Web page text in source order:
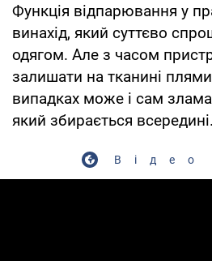
Функція відпарювання у
винахід, який суттєво
одягом. Але з часом
залишати на тканині
випадках може і сам
який збирається всередині.